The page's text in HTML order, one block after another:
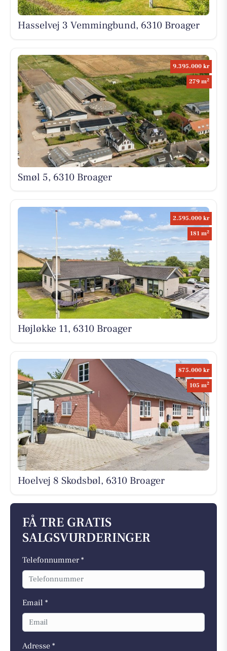
Hasselvej 3 Vemmingbund, 6310 Broager
9.395.000 kr
279 m2
Smøl 5, 6310 Broager
2.595.000 kr
181 m2
Højløkke 11, 6310 Broager
875.000 kr
105 m2
Hoelvej 8 Skodsbøl, 6310 Broager
FÅ TRE GRATIS
SALGSVURDERINGER
Telefonnummer *
Email *
Adresse *